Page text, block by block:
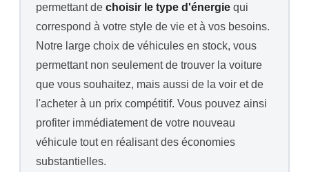
permettant de choisir le type d'énergiequi
correspond à votre style de vie et à vos besoins.
Notre large choix de véhicules en stock, vous
permettant non seulement de trouver la voiture
que vous souhaitez, mais aussi de la voir et de
l'acheter à un prix compétitif. Vous pouvez ainsi
profiter immédiatement de votre nouveau
véhicule tout en réalisant des économies
substantielles.